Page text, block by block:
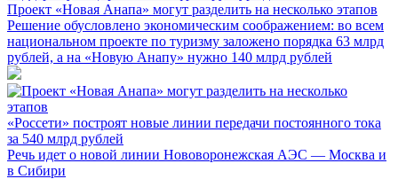
Проект «Новая Анапа» могут разделить на несколько этапов
Решение обусловлено экономическим соображением: во всем
национальном проекте по туризму заложено порядка 63 млрд
рублей, а на «Новую Анапу» нужно 140 млрд рублей
«Россети» построят новые линии передачи постоянного тока
за 540 млрд рублей
Речь идет о новой линии Нововоронежская АЭС — Москва и
в Сибири